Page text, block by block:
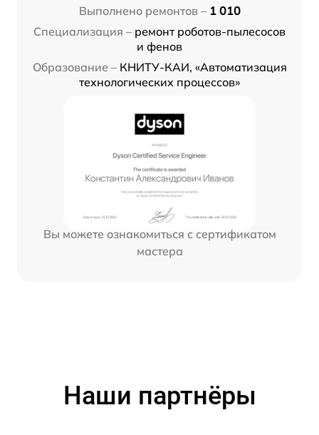
Выполнено ремонтов – 1 010
Специализация – ремонт роботов-пылесосов
и фенов
Образование – КНИТУ-КАИ, «Автоматизация
технологических процессов»
Вы можете ознакомиться с сертификатом
мастера
Наши партнёры